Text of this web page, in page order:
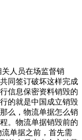
关人员在场监督销
同签订破坏这样完成
信息保密资料销毁的
的就是中国成立销毁
么，物流单据怎么销
。物流单据销毁前的
单据之前，首先需